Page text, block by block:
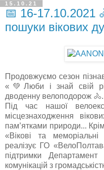
15.10.21
📅 16-17.10.2021
пошуки вікових
Продовжуємо сезон
«💚Люби і знай свій
дводенну велоподорож 🚴.
Під час нашої
місцезнаходження
пам’ятками природи...
«Вікові та
реалізує ГО
підтримки Департамент
комунікацій з